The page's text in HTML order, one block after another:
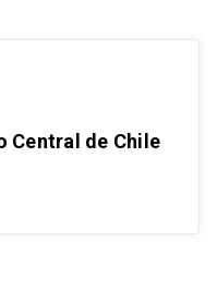
Central de Chile